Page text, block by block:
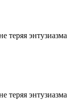
теряя энтузиазма
теряя энтузиазма